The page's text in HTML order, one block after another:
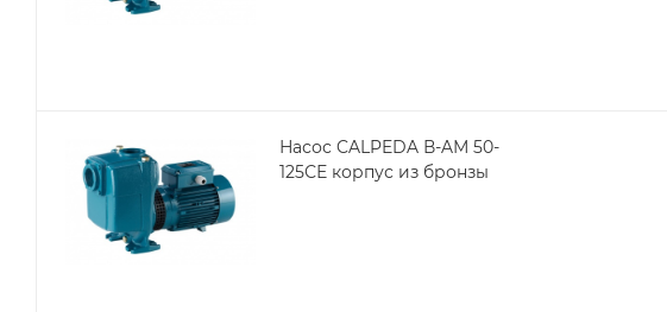
Насос CALPEDA В-AМ 50-
125СЕ корпус из бронзы